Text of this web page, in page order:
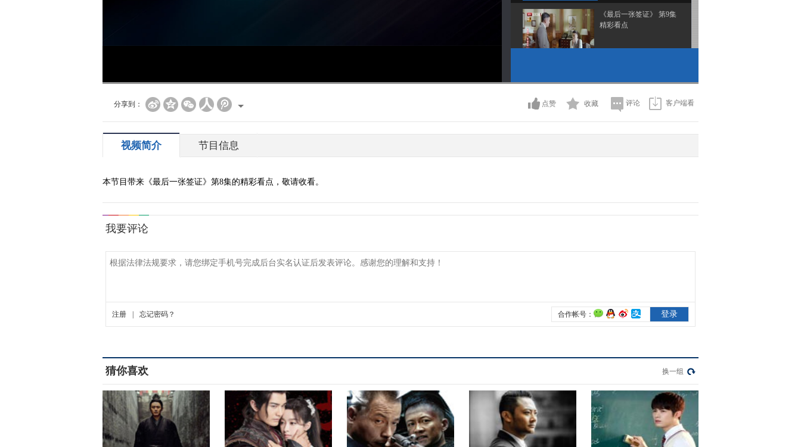
《最后一张签证》 第9集
精彩看点
2017-01-06 14:33:48
集 精彩看点
2017-01-07 21:48:14
2017-01-07 21:51:15
《最后一张签证》 第15
分享到： 点赞 收藏 评论 客户端看
视频简介 节目信息
本节目带来《最后一张签证》第8集的精彩看点，敬请收看。
猜你喜欢 换一组